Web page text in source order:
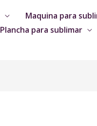
Maquina para
Plancha para sublimar